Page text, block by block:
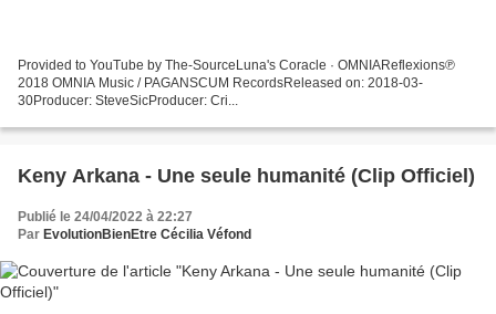
Provided to YouTube by The-SourceLuna's Coracle · OMNIAReflexions℗
2018 OMNIA Music / PAGANSCUM RecordsReleased on: 2018-03-
30Producer: SteveSicProducer: Cri...
Keny Arkana - Une seule humanité (Clip Officiel)
Publié le 24/04/2022 à 22:27
Par EvolutionBienEtre Cécilia Véfond